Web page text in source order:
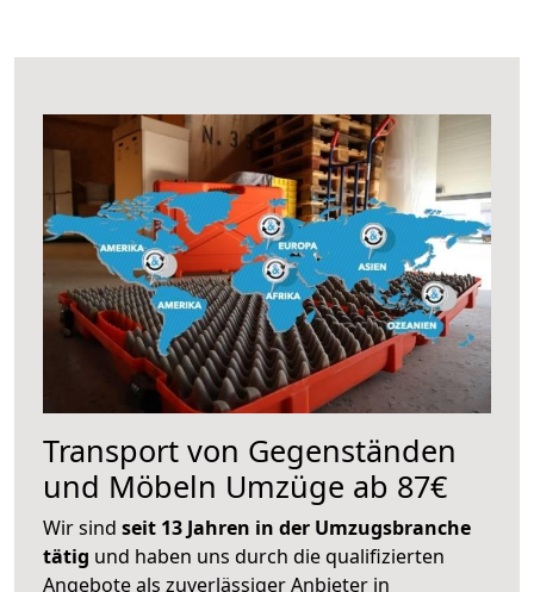
Transport von Gegenständen
und Möbeln Umzüge ab 87€
Wir sind seit 13 Jahren in der Umzugsbranche
tätig und haben uns durch die qualifizierten
Angebote als zuverlässiger Anbieter in